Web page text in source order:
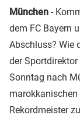
München -
dem FC Bayern
Abschluss? Wie
der
Sonntag nach
Rekordmeister